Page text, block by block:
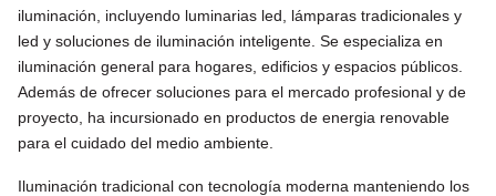
iluminación, incluyendo luminarias led, lámparas tradicionales y
led y soluciones de iluminación inteligente. Se especializa en
iluminación general para hogares, edificios y espacios públicos.
Además de ofrecer soluciones para el mercado profesional y de
proyecto, ha incursionado en productos de energia renovable
para el cuidado del medio ambiente.
Iluminación tradicional con tecnología moderna manteniendo los